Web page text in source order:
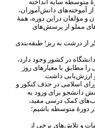
متوسطه سایه انداخته
آموختههای دانش آموزان،
و مؤلفان دراین دوره، همۀ
مملو از پرسشهای
از درشت به ریز! طبقهبندی
در کشور وجود دارد،
مطابق با معیارهای روز
ارزشیابی داشت.
اسلامی در حذف کنکور و
دانشجو برای ورود به
های کمک درسی مفید،
دورۀ متوسطه باشیم؛
و تلاشهای برخی از